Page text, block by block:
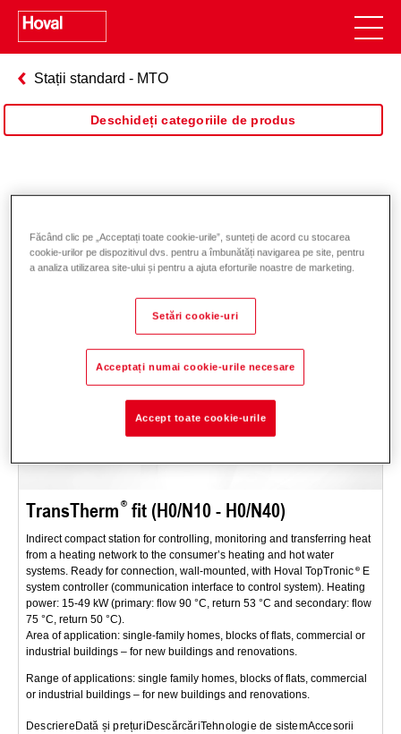
Stații standard - MTO
Deschideți categoriile de produs
TransTherm fit (H0/N10 - H0/N40)
Indirect compact station for controlling, monitoring and transferring heat
from a heating network to the consumer’s heating and hot water
systems. Ready for connection, wall-mounted, with Hoval TopTronic
E
system controller (communication interface to control system). Heating
power: 15-49 kW (primary: flow 90 °C, return 53 °C and secondary: flow
75 °C, return 50 °C).
Area of application: single-family homes, blocks of flats, commercial or
industrial buildings – for new buildings and renovations.
Range of applications: single family homes, blocks of flats, commercial
or industrial buildings – for new buildings and renovations.
Descriere Dată și prețuri DescărcăriTehnologie de sistemAccesorii
Făcând clic pe „Acceptați toate cookie-urile”, sunteți de acord cu stocarea
cookie-urilor pe dispozitivul dvs. pentru a îmbunătăți navigarea pe site, pentru
a analiza utilizarea site-ului și pentru a ajuta eforturile noastre de marketing.
Setări cookie-uri
Acceptați numai cookie-urile necesare
Accept toate cookie-urile